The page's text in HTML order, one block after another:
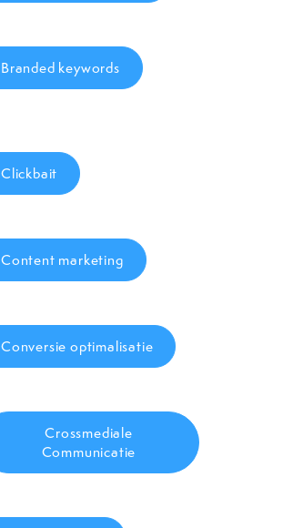
Branded keywords
Clickbait
Content marketing
Conversie optimalisatie
Crossmediale
Communicatie